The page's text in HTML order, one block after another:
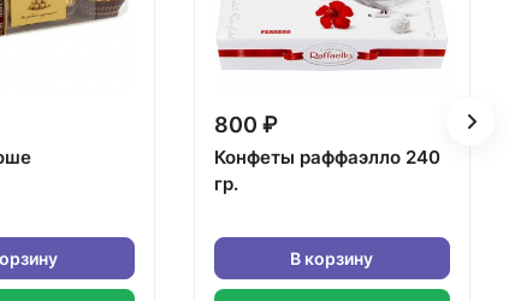
800 ₽
Конфеты раффаэлло 240
гр.
В корзину